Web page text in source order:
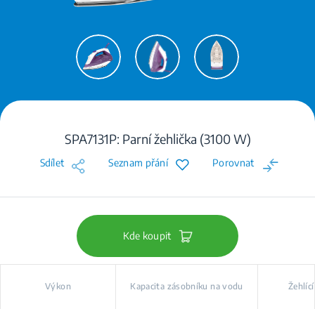
SPA7131P: Parní žehlička (3100 W)
Sdílet Seznam přání Porovnat
Kde koupit
Výkon Kapacita zásobníku na vodu